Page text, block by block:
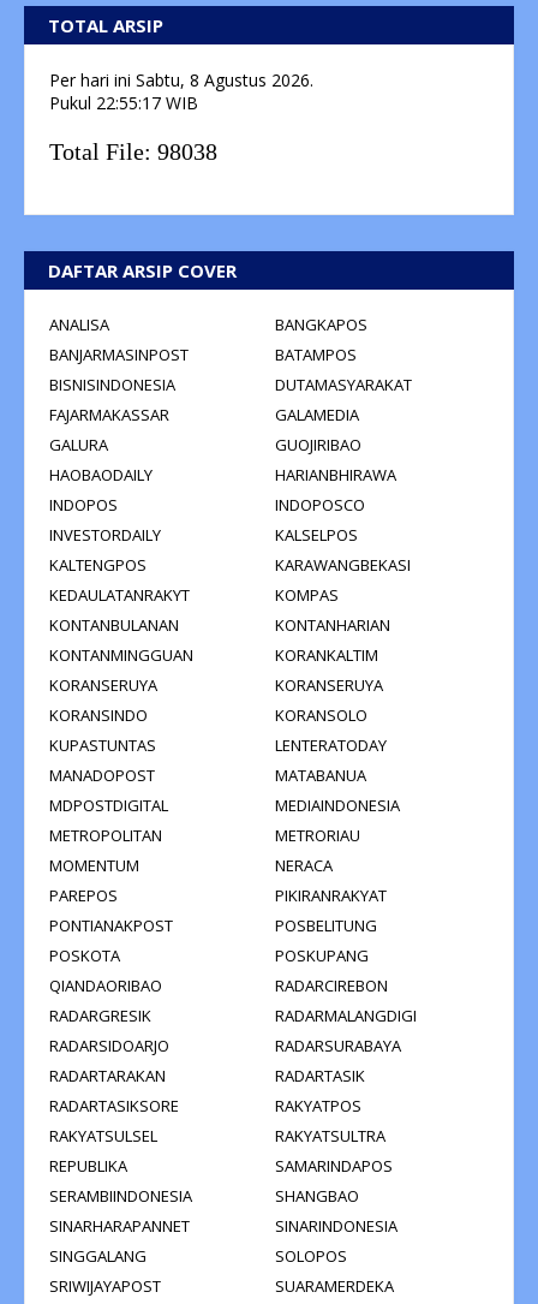
TOTAL ARSIP
Per hari ini Sabtu, 8 Agustus 2026.
Pukul 22:55:17 WIB
Total File: 98038
DAFTAR ARSIP COVER
ANALISA
BANGKAPOS
BANJARMASINPOST
BATAMPOS
BISNISINDONESIA
DUTAMASYARAKAT
FAJARMAKASSAR
GALAMEDIA
GALURA
GUOJIRIBAO
HAOBAODAILY
HARIANBHIRAWA
INDOPOS
INDOPOSCO
INVESTORDAILY
KALSELPOS
KALTENGPOS
KARAWANGBEKASI
KEDAULATANRAKYT
KOMPAS
KONTANBULANAN
KONTANHARIAN
KONTANMINGGUAN
KORANKALTIM
KORANSERUYA
KORANSERUYA
KORANSINDO
KORANSOLO
KUPASTUNTAS
LENTERATODAY
MANADOPOST
MATABANUA
MDPOSTDIGITAL
MEDIAINDONESIA
METROPOLITAN
METRORIAU
MOMENTUM
NERACA
PAREPOS
PIKIRANRAKYAT
PONTIANAKPOST
POSBELITUNG
POSKOTA
POSKUPANG
QIANDAORIBAO
RADARCIREBON
RADARGRESIK
RADARMALANGDIGI
RADARSIDOARJO
RADARSURABAYA
RADARTARAKAN
RADARTASIK
RADARTASIKSORE
RAKYATPOS
RAKYATSULSEL
RAKYATSULTRA
REPUBLIKA
SAMARINDAPOS
SERAMBIINDONESIA
SHANGBAO
SINARHARAPANNET
SINARINDONESIA
SINGGALANG
SOLOPOS
SRIWIJAYAPOST
SUARAMERDEKA